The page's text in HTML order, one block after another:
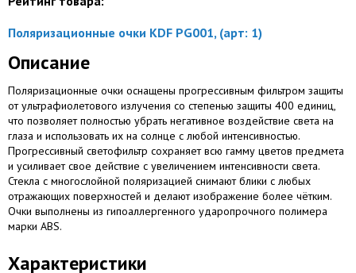
Поляризационные очки KDF PG001, (арт: 1)
Описание
Поляризационные очки оснащены прогрессивным фильтром защиты
от ультрафиолетового излучения со степенью защиты 400 единиц,
что позволяет полностью убрать негативное воздействие света на
глаза и использовать их на солнце с любой интенсивностью.
Прогрессивный светофильтр сохраняет всю гамму цветов предмета
и усиливает свое действие с увеличением интенсивности света.
Стекла с многослойной поляризацией снимают блики с любых
отражающих поверхностей и делают изображение более чётким.
Очки выполнены из гипоаллергенного ударопрочного полимера
марки ABS.
Характеристики